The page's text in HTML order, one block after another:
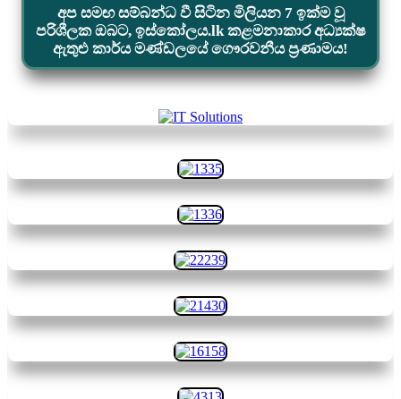
අප සමඟ සම්බන්ධ වී සිටින මිලියන 7 ඉක්ම වූ
පරිශීලක ඔබට, ඉස්කෝලය.lk කළමනාකාර අධ්‍යක්ෂ
ඇතුළු කාර්ය මණ්ඩලයේ ගෞරවනීය ප්‍රණාමය!